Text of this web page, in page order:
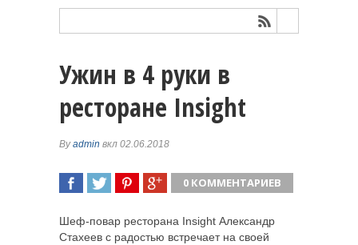
Ужин в 4 руки в
ресторане Insight
Byadmin вкл 02.06.2018
0 КОММЕНТАРИЕВ
Шеф-повар ресторана Insight Александр
Стахеев с радостью встречает на своей